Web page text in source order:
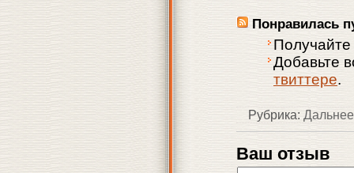
Понравилась
Добавьте
твиттере.
Рубрика:
Ваш отзыв